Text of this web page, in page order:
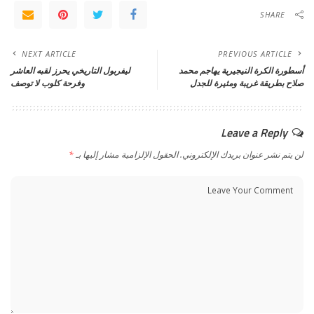
SHARE
PREVIOUS ARTICLE
أسطورة الكرة النيجيرية يهاجم محمد
صلاح بطريقة غريبة ومثيرة للجدل
NEXT ARTICLE
ليفربول التاريخي يحرز لقبه العاشر
وفرحة كلوب لا توصف
Leave a Reply
لن يتم نشر عنوان بريدك الإلكتروني.الحقول الإلزامية مشار إليها بـ*